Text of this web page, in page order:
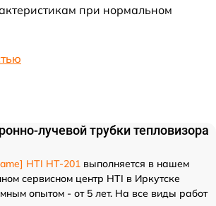
при нормальном
лучевой трубки тепловизора
HTI HT-201 выполняется в нашем
сервисном центр HTI в Иркутске
опытом - от 5 лет. На все виды работ